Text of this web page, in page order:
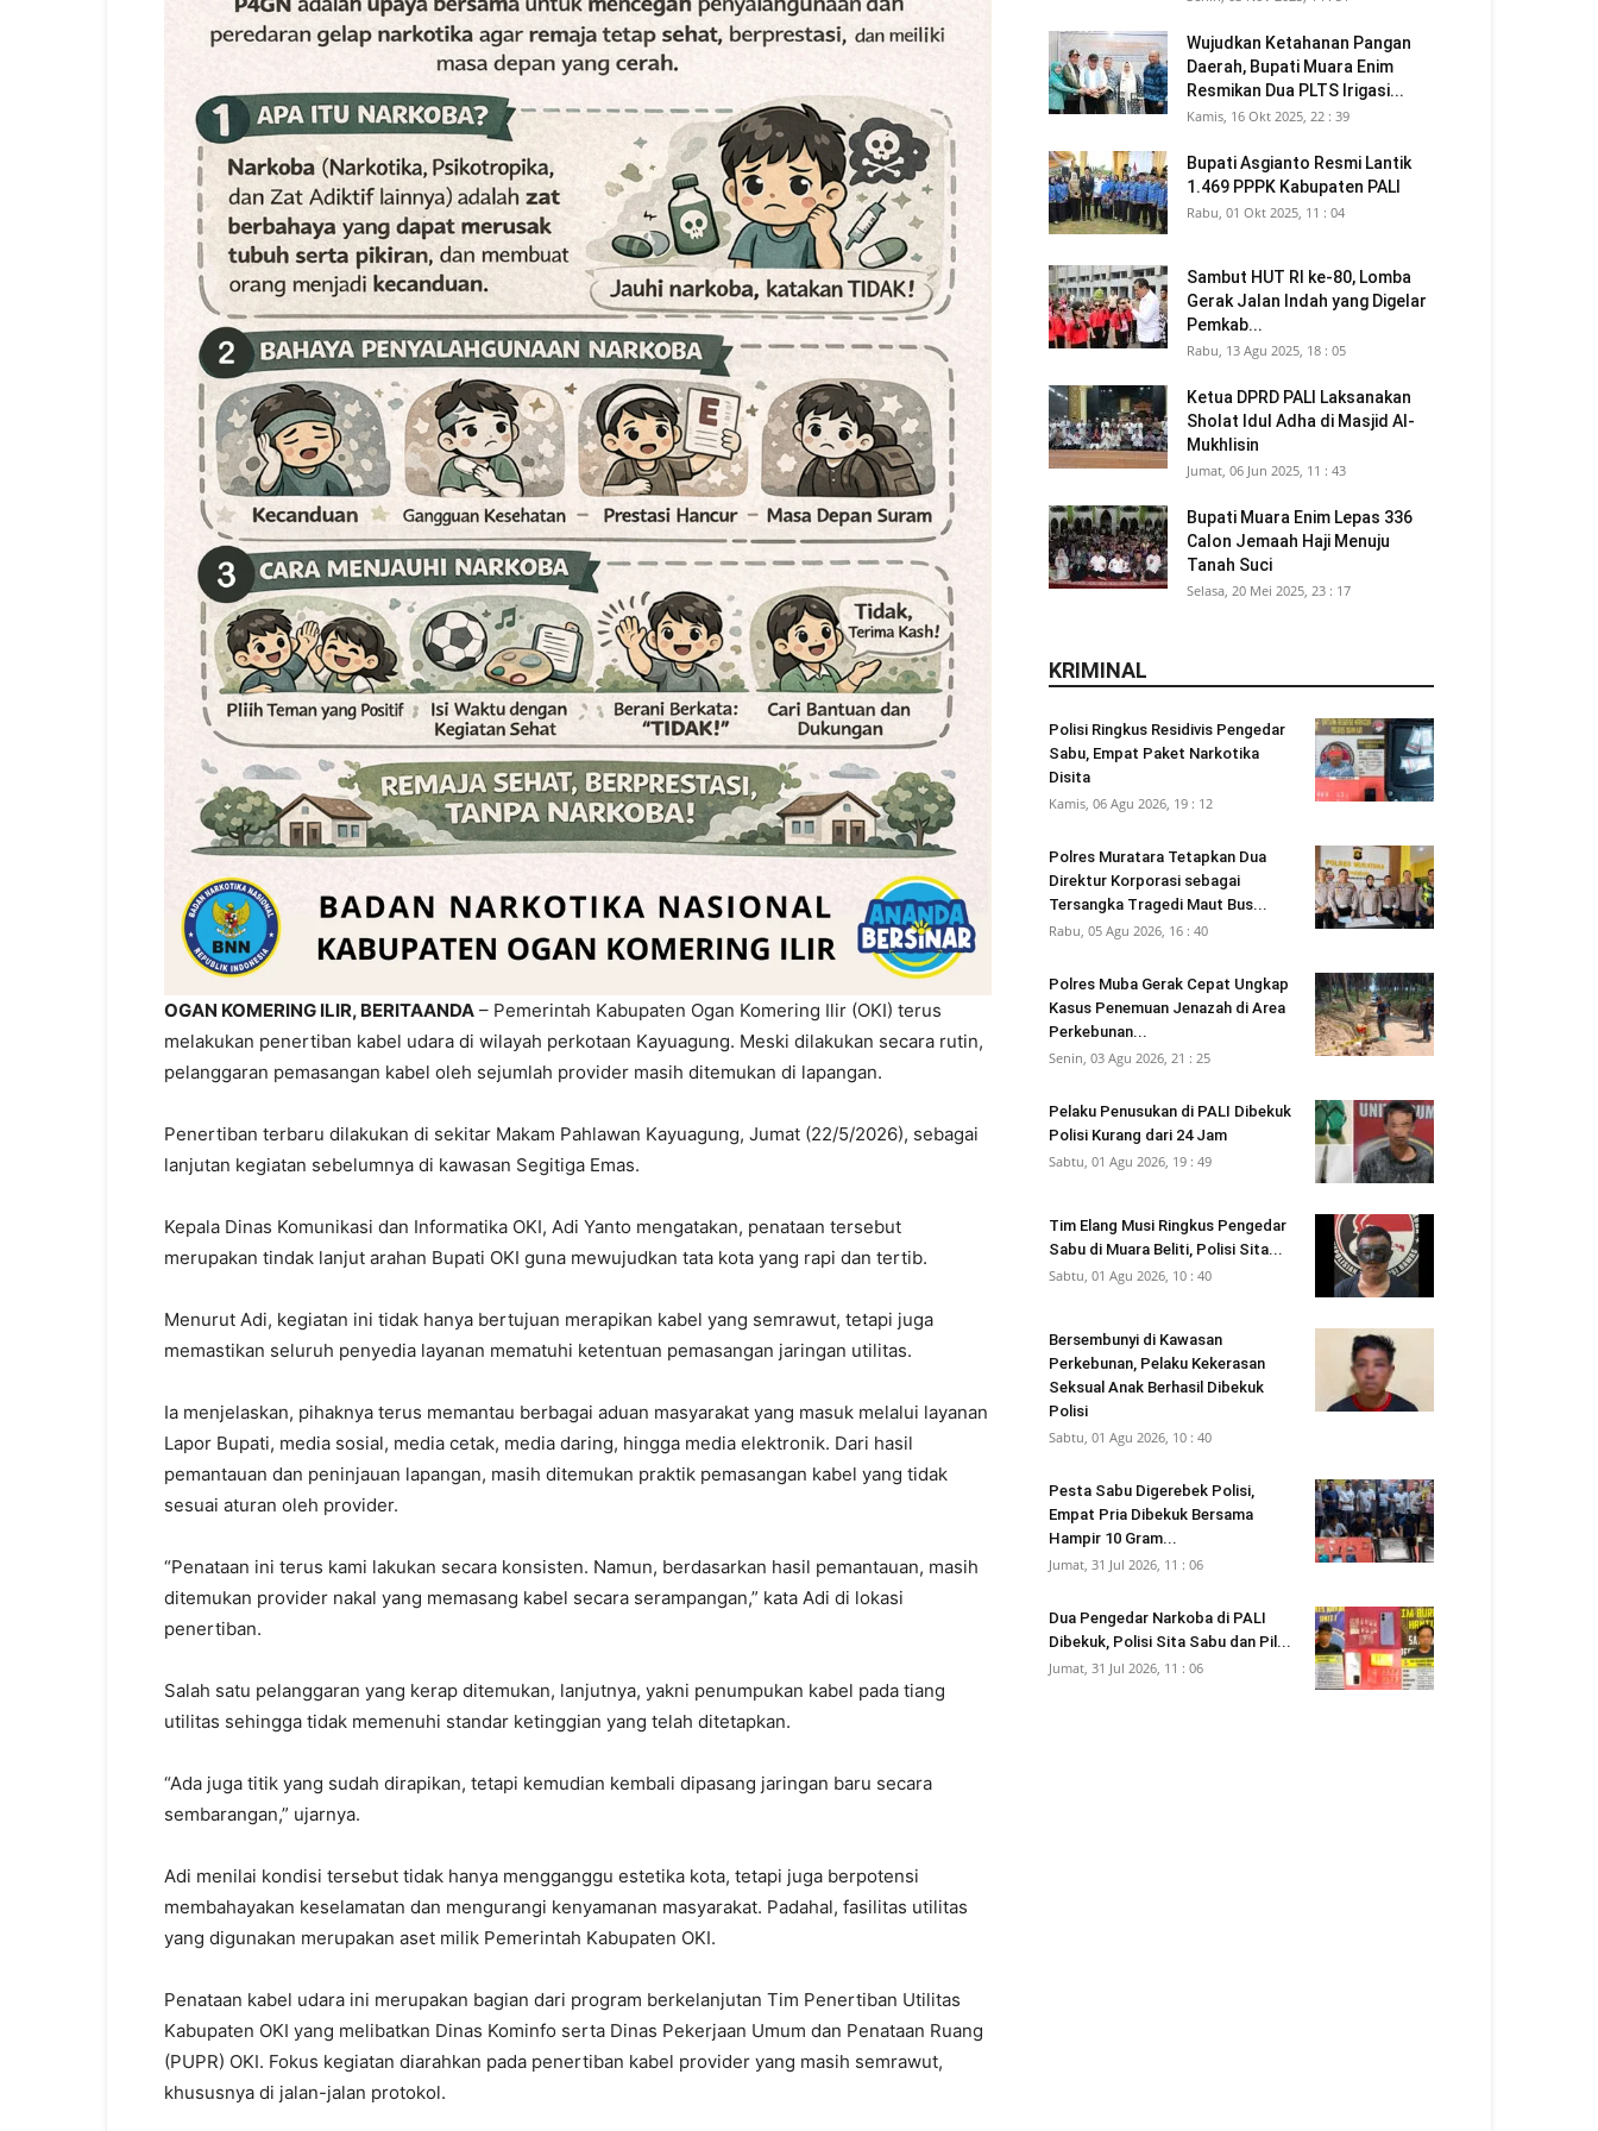
OGAN KOMERING ILIR, BERITAANDA – Pemerintah Kabupaten Ogan Komering Ilir (OKI) terus
melakukan penertiban kabel udara di wilayah perkotaan Kayuagung. Meski dilakukan secara rutin,
pelanggaran pemasangan kabel oleh sejumlah provider masih ditemukan di lapangan.
Penertiban terbaru dilakukan di sekitar Makam Pahlawan Kayuagung, Jumat (22/5/2026), sebagai
lanjutan kegiatan sebelumnya di kawasan Segitiga Emas.
Kepala Dinas Komunikasi dan Informatika OKI, Adi Yanto mengatakan, penataan tersebut
merupakan tindak lanjut arahan Bupati OKI guna mewujudkan tata kota yang rapi dan tertib.
Menurut Adi, kegiatan ini tidak hanya bertujuan merapikan kabel yang semrawut, tetapi juga
memastikan seluruh penyedia layanan mematuhi ketentuan pemasangan jaringan utilitas.
Ia menjelaskan, pihaknya terus memantau berbagai aduan masyarakat yang masuk melalui layanan
Lapor Bupati, media sosial, media cetak, media daring, hingga media elektronik. Dari hasil
pemantauan dan peninjauan lapangan, masih ditemukan praktik pemasangan kabel yang tidak
sesuai aturan oleh provider.
“Penataan ini terus kami lakukan secara konsisten. Namun, berdasarkan hasil pemantauan, masih
ditemukan provider nakal yang memasang kabel secara serampangan,” kata Adi di lokasi
penertiban.
Salah satu pelanggaran yang kerap ditemukan, lanjutnya, yakni penumpukan kabel pada tiang
utilitas sehingga tidak memenuhi standar ketinggian yang telah ditetapkan.
“Ada juga titik yang sudah dirapikan, tetapi kemudian kembali dipasang jaringan baru secara
sembarangan,” ujarnya.
Adi menilai kondisi tersebut tidak hanya mengganggu estetika kota, tetapi juga berpotensi
membahayakan keselamatan dan mengurangi kenyamanan masyarakat. Padahal, fasilitas utilitas
yang digunakan merupakan aset milik Pemerintah Kabupaten OKI.
Penataan kabel udara ini merupakan bagian dari program berkelanjutan Tim Penertiban Utilitas
Kabupaten OKI yang melibatkan Dinas Kominfo serta Dinas Pekerjaan Umum dan Penataan Ruang
(PUPR) OKI. Fokus kegiatan diarahkan pada penertiban kabel provider yang masih semrawut,
khususnya di jalan-jalan protokol.
Wujudkan Ketahanan Pangan
Daerah, Bupati Muara Enim
Resmikan Dua PLTS Irigasi...
Kamis, 16 Okt 2025, 22 : 39
Bupati Asgianto Resmi Lantik
1.469 PPPK Kabupaten PALI
Rabu, 01 Okt 2025, 11 : 04
Sambut HUT RI ke-80, Lomba
Gerak Jalan Indah yang Digelar
Pemkab...
Rabu, 13 Agu 2025, 18 : 05
Ketua DPRD PALI Laksanakan
Sholat Idul Adha di Masjid Al-
Mukhlisin
Jumat, 06 Jun 2025, 11 : 43
Bupati Muara Enim Lepas 336
Calon Jemaah Haji Menuju
Tanah Suci
Selasa, 20 Mei 2025, 23 : 17
KRIMINAL
Polisi Ringkus Residivis Pengedar
Sabu, Empat Paket Narkotika
Disita
Kamis, 06 Agu 2026, 19 : 12
Polres Muratara Tetapkan Dua
Direktur Korporasi sebagai
Tersangka Tragedi Maut Bus...
Rabu, 05 Agu 2026, 16 : 40
Polres Muba Gerak Cepat Ungkap
Kasus Penemuan Jenazah di Area
Perkebunan...
Senin, 03 Agu 2026, 21 : 25
Pelaku Penusukan di PALI Dibekuk
Polisi Kurang dari 24 Jam
Sabtu, 01 Agu 2026, 19 : 49
Tim Elang Musi Ringkus Pengedar
Sabu di Muara Beliti, Polisi Sita...
Sabtu, 01 Agu 2026, 10 : 40
Bersembunyi di Kawasan
Perkebunan, Pelaku Kekerasan
Seksual Anak Berhasil Dibekuk
Polisi
Sabtu, 01 Agu 2026, 10 : 40
Pesta Sabu Digerebek Polisi,
Empat Pria Dibekuk Bersama
Hampir 10 Gram...
Jumat, 31 Jul 2026, 11 : 06
Dua Pengedar Narkoba di PALI
Dibekuk, Polisi Sita Sabu dan Pil...
Jumat, 31 Jul 2026, 11 : 06